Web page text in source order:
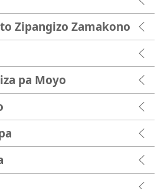
Zipangizo Zamakono
pa Moyo